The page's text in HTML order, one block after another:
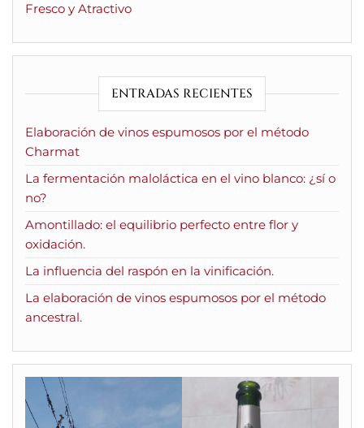
Fresco y Atractivo
ENTRADAS RECIENTES
Elaboración de vinos espumosos por el método
Charmat
La fermentación maloláctica en el vino blanco: ¿sí o
no?
Amontillado: el equilibrio perfecto entre flor y
oxidación.
La influencia del raspón en la vinificación.
La elaboración de vinos espumosos por el método
ancestral.